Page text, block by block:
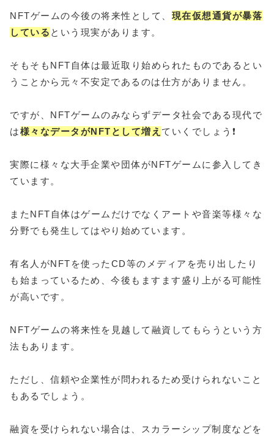
NFTゲームの今後の将来性として、 現在仮想通貨が暴落
している という現実があります。
そもそもNFT自体は最近取り始められたものであるとい
うことから元々不安定であるのは仕方がありません。
ですが、NFTゲームのみならずデータ社会である現代で
は様々なデータがNFTとして増え ていくでしょう❗
実際に様々な大手企業や団体がNFTゲームに参入してき
ています。
またNFT自体はゲームだけでなくアートや音楽等様々な
分野でも発生してはやり始めています。
有名人がNFTを使ったCD等のメディアを売り出したり
も始まっているため、今後もますます盛り上がる可能性
が高いです。
NFTゲームの将来性を見越して融資してもらうという方
法もあります。
ただし、信頼や企業性が問われるため受けられないこと
もあるでしょう。
融資を受けられない場合は、スカラーシップ制度などを